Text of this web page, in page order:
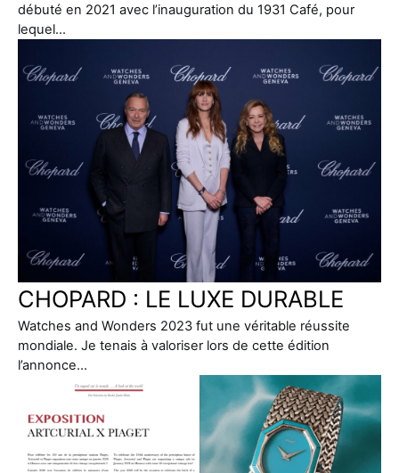
débuté en 2021 avec l’inauguration du 1931 Café, pour
lequel…
CHOPARD : LE LUXE DURABLE
Watches and Wonders 2023 fut une véritable réussite
mondiale. Je tenais à valoriser lors de cette édition
l’annonce…